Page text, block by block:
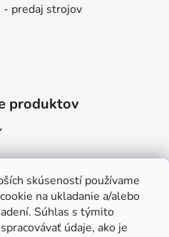
skúseností používame
na ukladanie a/alebo
Súhlas s týmito
údaje, ako je
predaj strojov
produktov
5 hviezdičiek.